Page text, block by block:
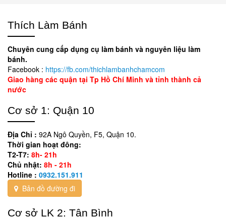
Thích Làm Bánh
Chuyên cung cấp dụng cụ làm bánh và nguyên liệu làm
bánh.
Facebook : https://fb.com/thichlambanhchamcom
Giao hàng các quận tại Tp Hồ Chí Minh và tỉnh thành cả
nước
Cơ sở 1: Quận 10
Địa Chỉ : 92A Ngô Quyền, F5, Quận 10.
Thời gian hoạt đông:
T2-T7: 8h- 21h
Chủ nhật: 8h - 21h
Hotline : 0932.151.911
Bản đồ đường đi
Cơ sở LK 2: Tân Bình